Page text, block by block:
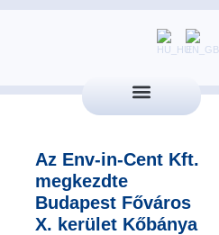
Az Env-in-Cent Kft.
megkezdte
Budapest Főváros
X. kerület Kőbánya